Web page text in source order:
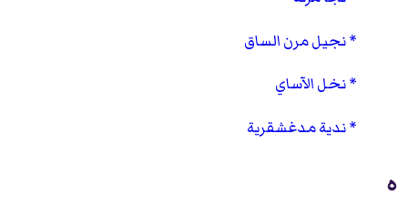
نجيل مرن الساق
نخل الآساي
ندية مدغشقرية
ه